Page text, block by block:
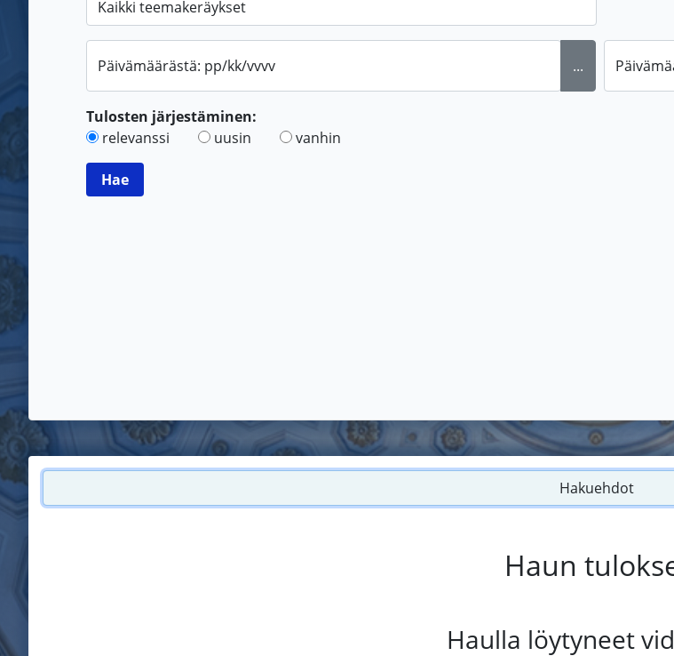
Päivämäärästä: pp/kk/vvvv ...
Tulosten järjestäminen:
relevanssi
uusin vanhin
Hakuehdot
Haun
Haulla löytyneet